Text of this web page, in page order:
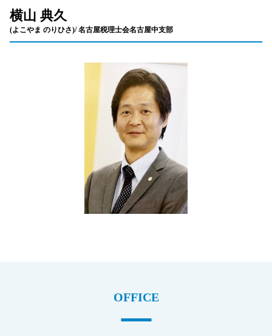
横山 典久
(よこやま のりひさ)/ 名古屋税理士会名古屋中支部
OFFICE